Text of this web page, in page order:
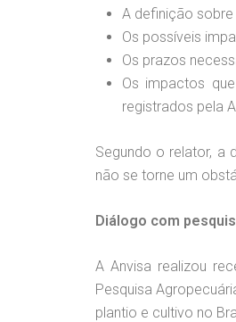
A definição
Os possíveis
Os prazos
Os impactos
registrados pela
Segundo o relator, a
não se torne um
Diálogo com
A Anvisa realizou
Pesquisa
plantio e cultivo no